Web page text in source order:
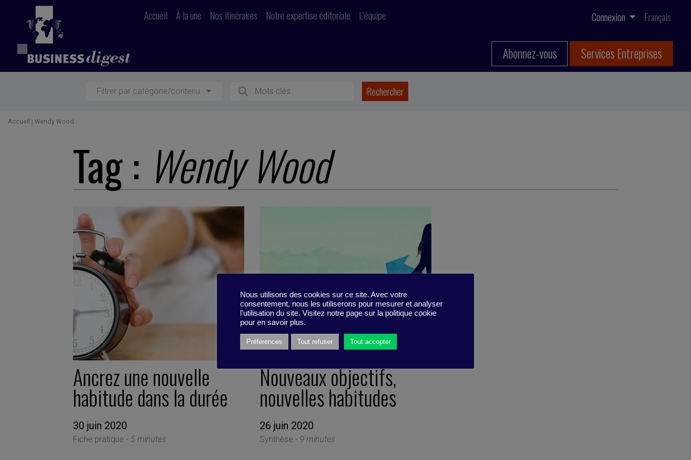
Accueil À la une Nos itinéraires Notre expertise éditoriale L’équipe Connexion Français
Abonnez-vous Services Entreprises
Filtrer par catégorie/contenu
Accueil | Wendy Wood
Tag : Wendy Wood
Ancrez une nouvelle
habitude dans la durée
30 juin 2020
Fiche pratique - 5 minutes
Nouveaux objectifs,
nouvelles habitudes
26 juin 2020
Synthèse - 9 minutes
Nous utilisons des cookies sur ce site. Avec votre
consentement, nous les utiliserons pour mesurer et analyser
l'utilisation du site. Visitez notre page sur la politique cookie
pour en savoir plus.
Préférences Tout refuser Tout accepter